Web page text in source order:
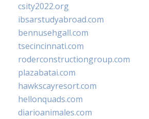
csity2022.org
ibsarstudyabroad.com
bennusehgall.com
tsecincinnati.com
roderconstructiongroup.com
plazabatai.com
hawkscayresort.com
hellonquads.com
diarioanimales.com